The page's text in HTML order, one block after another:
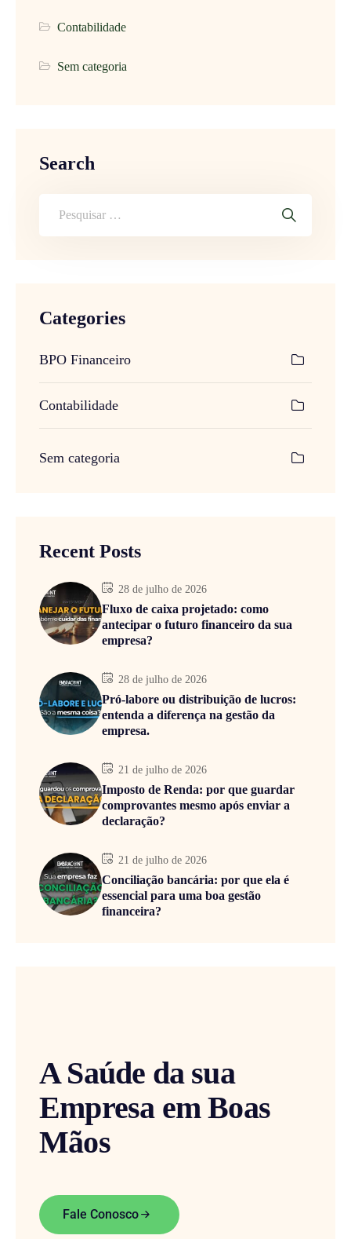
Contabilidade
Sem categoria
Search
Categories
BPO Financeiro
Contabilidade
Sem categoria
Recent Posts
28 de julho de 2026
Fluxo de caixa projetado: como
antecipar o futuro financeiro da sua
empresa?
28 de julho de 2026
Pró-labore ou distribuição de lucros:
entenda a diferença na gestão da
empresa.
21 de julho de 2026
Imposto de Renda: por que guardar
comprovantes mesmo após enviar a
declaração?
21 de julho de 2026
Conciliação bancária: por que ela é
essencial para uma boa gestão
financeira?
A Saúde da sua
Empresa em Boas
Mãos
Fale Conosco